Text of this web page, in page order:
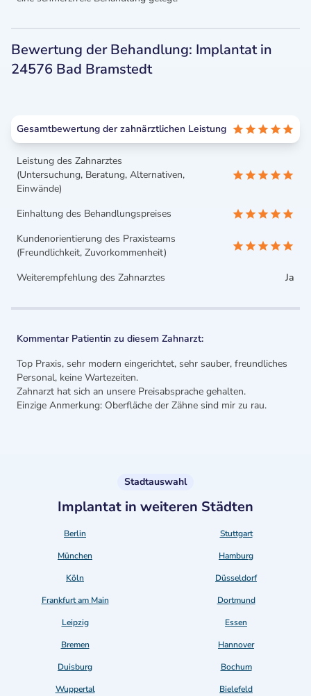
Bewertung der Behandlung: Implantat in
24576 Bad Bramstedt
Gesamtbewertung der zahnärztlichen Leistung
Leistung des Zahnarztes
(Untersuchung, Beratung, Alternativen,
Einwände)
Einhaltung des Behandlungspreises
Kundenorientierung des Praxisteams
(Freundlichkeit, Zuvorkommenheit)
Weiterempfehlung des Zahnarztes
Ja
Kommentar Patientin zu diesem Zahnarzt:
Top Praxis, sehr modern eingerichtet, sehr sauber, freundliches
Personal, keine Wartezeiten.
Zahnarzt hat sich an unsere Preisabsprache gehalten.
Einzige Anmerkung: Oberfläche der Zähne sind mir zu rau.
Stadtauswahl
Implantat in weiteren Städten
Berlin
Stuttgart
München
Hamburg
Köln
Düsseldorf
Frankfurt am Main
Dortmund
Leipzig
Essen
Bremen
Hannover
Duisburg
Bochum
Wuppertal
Bielefeld